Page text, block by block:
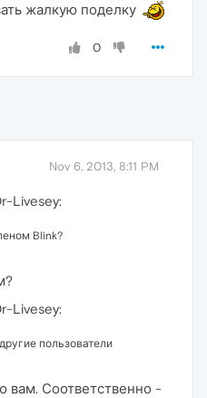
жалкую поделку
0
Nov 6, 2013, 8:11 PM
Livesey:
Blink?
Livesey:
пользователи
вам. Соответственно -